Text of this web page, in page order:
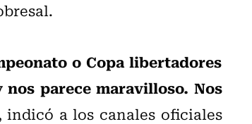
o Copa libertadores
parece maravilloso. Nos
indicó a los canales oficiales